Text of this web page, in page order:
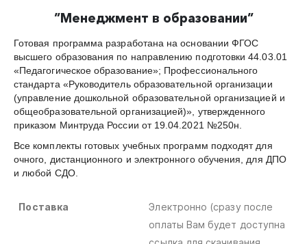
”Менеджмент в образовании”
Готовая программа разработана на основании ФГОС
высшего образования по направлению подготовки 44.03.01
«Педагогическое образование»; Профессионального
стандарта «Руководитель образовательной организации
(управление дошкольной образовательной организацией и
общеобразовательной организацией)», утвержденного
приказом Минтруда России от 19.04.2021 №250н.
Все комплекты готовых учебных программ подходят для
очного, дистанционного и электронного обучения, для ДПО
и любой СДО.
Поставка
Электронно (сразу после
оплаты Вам будет доступна